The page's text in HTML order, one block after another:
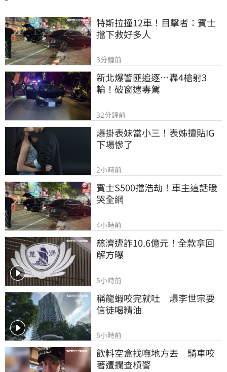
特斯拉撞12車！目擊者：賓士
擋下救好多人
3分鐘前
新北爆警匪追逐…轟4槍射3
輪！破窗逮毒駕
32分鐘前
爆掛表妹當小三！表姊擅貼IG
下場慘了
2小時前
賓士S500擋浩劫！車主這話暖
哭全網
4小時前
慈濟遭詐10.6億元！全款拿回
解方曝
5小時前
稱龍蝦咬完就吐　爆李世宗要
信徒喝精油
5小時前
飲料空盒找嘸地方丟　騎車咬
著遭攔查槓警